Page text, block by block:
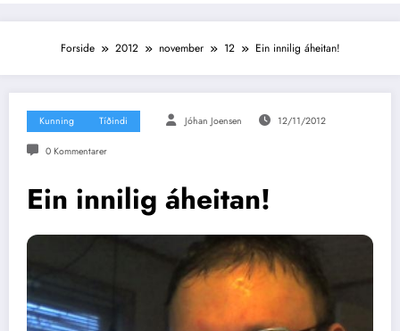
Forside 2012 november 12 Ein innilig áheitan!
Kunning Tíðindi Jóhan Joensen 12/11/2012
0 Kommentarer
Ein innilig áheitan!